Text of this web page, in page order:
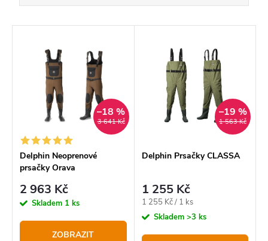
a
z
r
o
d
u
Nejdražší
Abecedně
p
r
o
d
u
3 641 Kč
–18 %
Delphin Neoprenové
prsačky Orava
2 963 Kč
Skladem 1 ks
ZOBRAZIT
1 563 Kč
–19 %
Delphin Prsačky CLASSA
1 255 Kč
Měrná
cena:
1 255 Kč / 1 ks
Skladem >3 ks